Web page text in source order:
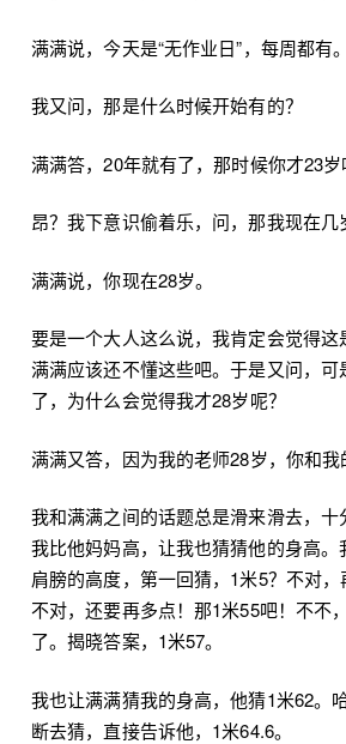
满满说，今天是“无作业日”，每周都有。
我又问，那是什么时候开始有的？
满满答，20年就有了，那时候你才23岁
昂？我下意识偷着乐，问，那我现在几
满满说，你现在28岁。
要是一个大人这么说，我肯定会觉得这
满满应该还不懂这些吧。于是又问，可
了，为什么会觉得我才28岁呢？
满满又答，因为我的老师28岁，你和我
我和满满之间的话题总是滑来滑去，
我比他妈妈高，让我也猜猜他的身高
肩膀的高度，第一回猜，1米5？不对，
不对，还要再多点！那1米55吧！不不
了。揭晓答案，1米57。
我也让满满猜我的身高，他猜1米62。
断去猜，直接告诉他，1米64.6。